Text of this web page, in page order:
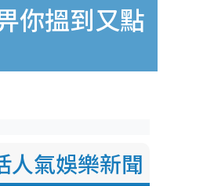
你搵到又點
人氣娛樂新聞